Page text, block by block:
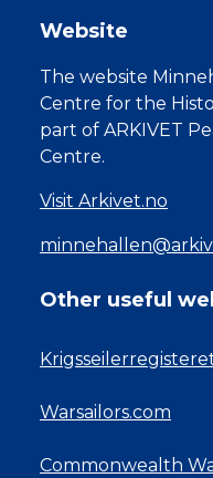
Website
The website
Centre for the
part of ARKIVET
Centre.
Visit Arkivet.no
Other useful
Warsailors.com
Commonwealth